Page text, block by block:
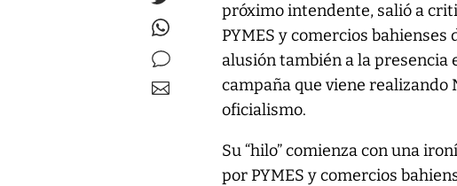
próximo intendente, salió a
PYMES y comercios
alusión también a la presencia
campaña que viene
oficialismo.
Su “hilo” comienza con una
por PYMES y comercios